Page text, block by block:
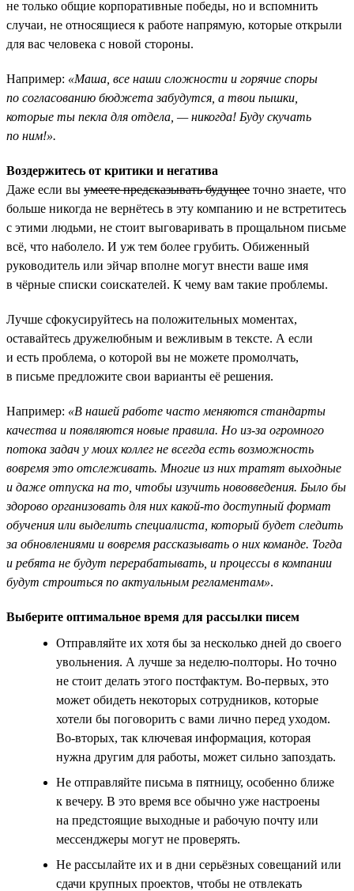
не только общие корпоративные победы, но и вспомнить
случаи, не относящиеся к работе напрямую, которые открыли
для вас человека с новой стороны.
Например: «Маша, все наши сложности и горячие споры
по согласованию бюджета забудутся, а твои пышки,
которые ты пекла для отдела, — никогда! Буду скучать
по ним!».
Воздержитесь от критики и негатива
Даже если вы умеете предсказывать будущее точно знаете, что
больше никогда не вернётесь в эту компанию и не встретитесь
с этими людьми, не стоит выговаривать в прощальном письме
всё, что наболело. И уж тем более грубить. Обиженный
руководитель или эйчар вполне могут внести ваше имя
в чёрные списки соискателей. К чему вам такие проблемы.
Лучше сфокусируйтесь на положительных моментах,
оставайтесь дружелюбным и вежливым в тексте. А если
и есть проблема, о которой вы не можете промолчать,
в письме предложите свои варианты её решения.
Например: «В нашей работе часто меняются стандарты
качества и появляются новые правила. Но из-за огромного
потока задач у моих коллег не всегда есть возможность
вовремя это отслеживать. Многие из них тратят выходные
и даже отпуска на то, чтобы изучить нововведения. Было бы
здорово организовать для них какой-то доступный формат
обучения или выделить специалиста, который будет следить
за обновлениями и вовремя рассказывать о них команде. Тогда
и ребята не будут перерабатывать, и процессы в компании
будут строиться по актуальным регламентам».
Выберите оптимальное время для рассылки писем
Отправляйте их хотя бы за несколько дней до своего
увольнения. А лучше за неделю-полторы. Но точно
не стоит делать этого постфактум. Во-первых, это
может обидеть некоторых сотрудников, которые
хотели бы поговорить с вами лично перед уходом.
Во-вторых, так ключевая информация, которая
нужна другим для работы, может сильно запоздать.
Не отправляйте письма в пятницу, особенно ближе
к вечеру. В это время все обычно уже настроены
на предстоящие выходные и рабочую почту или
мессенджеры могут не проверять.
Не рассылайте их и в дни серьёзных совещаний или
сдачи крупных проектов, чтобы не отвлекать